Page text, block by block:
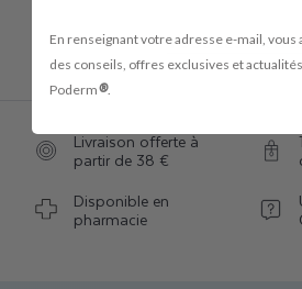
TOUS LES
Livraison offerte à
partir de 38 €
Disponible en
pharmacie
En renseignant votre adresse e-mail,
des conseils, offres exclusives et
Poderm®.